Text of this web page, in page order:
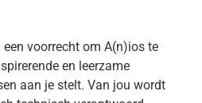
voorrecht om A(n)ios te
en leerzame
aan je stelt. Van jou wordt